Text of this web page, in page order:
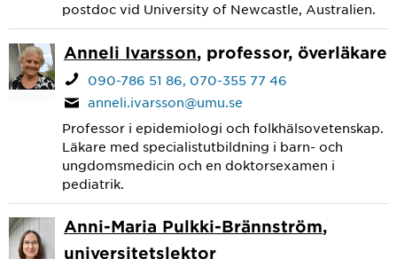
postdoc vid University of Newcastle, Australien.
Anneli Ivarsson, professor, överläkare
090-786 51 86 070-355 77 46
anneli.ivarsson@umu.se
Professor i epidemiologi och folkhälsovetenskap.
Läkare med specialistutbildning i barn- och
ungdomsmedicin och en doktorsexamen i
pediatrik.
Anni-Maria Pulkki-Brännström,
universitetslektor